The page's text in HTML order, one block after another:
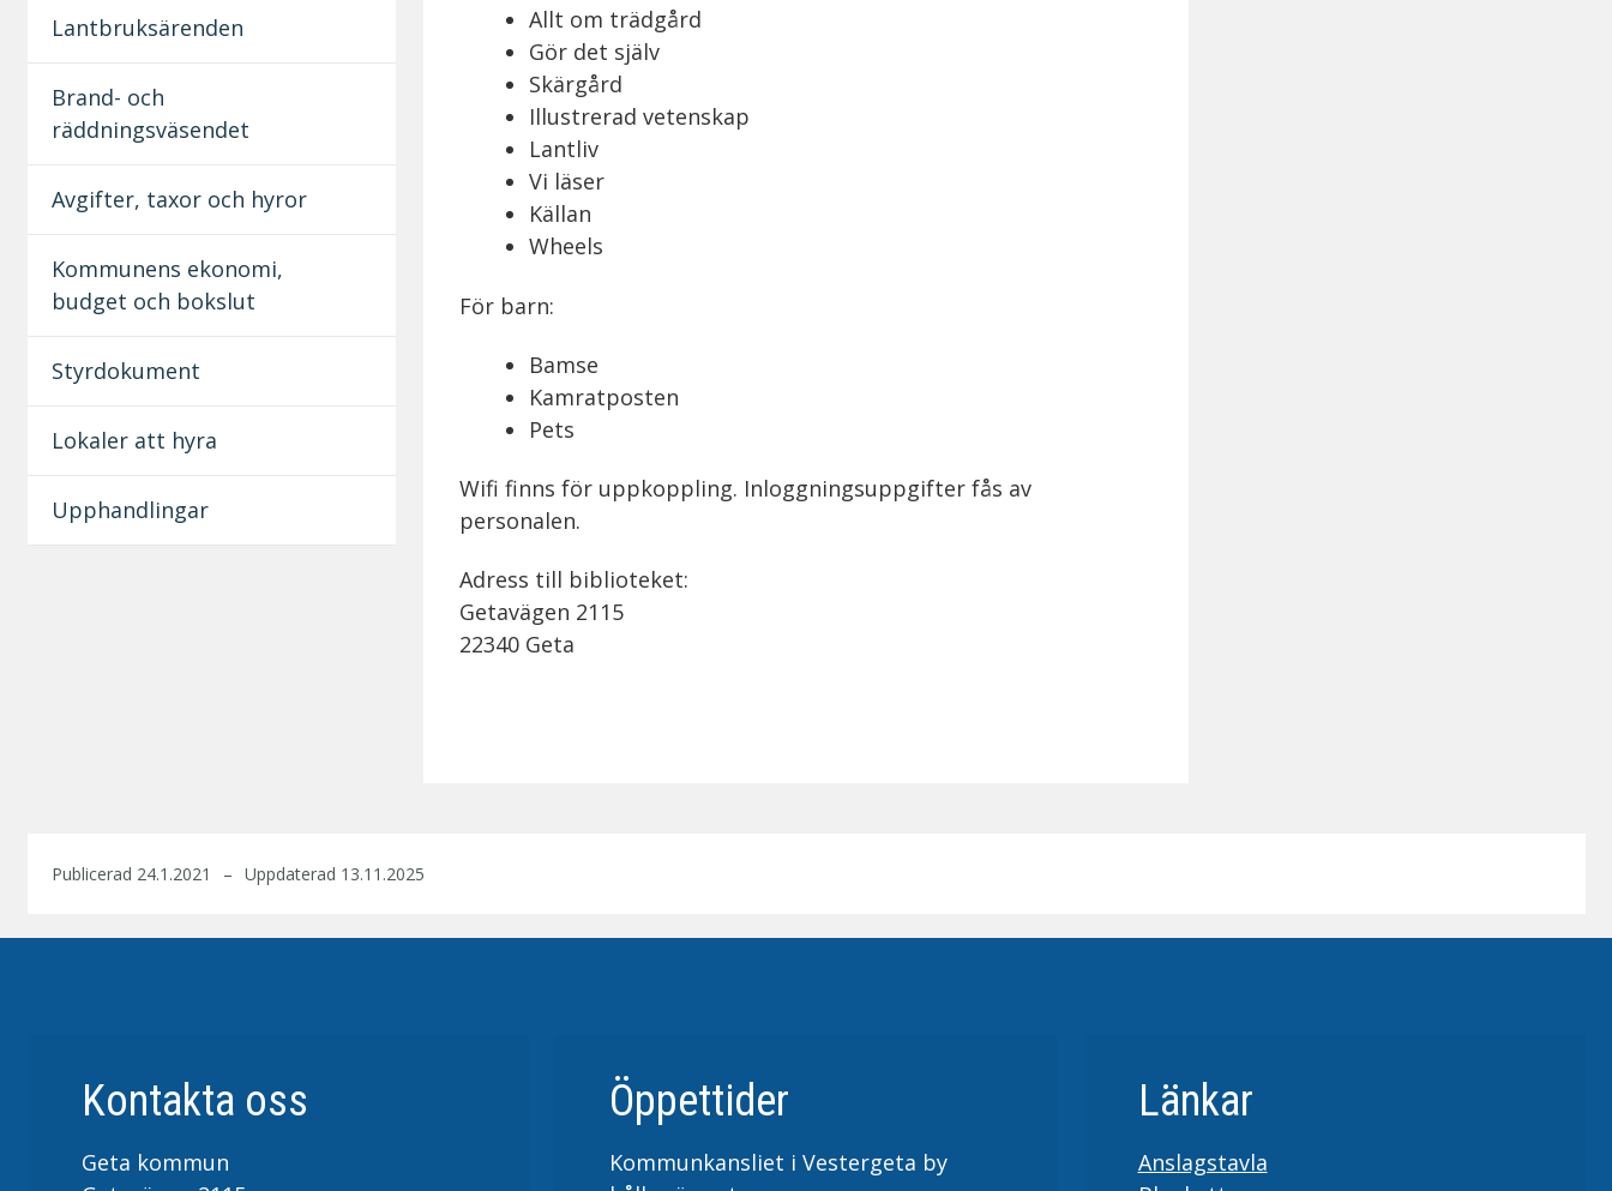
Allt om trädgård
Gör det själv
Skärgård
Illustrerad vetenskap
Lantliv
Vi läser
Källan
Wheels
För barn:
Bamse
Kamratposten
Pets
Wifi finns för uppkoppling. Inloggningsuppgifter fås av
personalen.
Adress till biblioteket:
Getavägen 2115
22340 Geta
Lantbruksärenden
Brand- och
räddningsväsendet
Avgifter, taxor och hyror
Kommunens ekonomi,
budget och bokslut
Styrdokument
Lokaler att hyra
Upphandlingar
Publicerad 24.1.2021 Uppdaterad 13.11.2025
Kontakta oss
Geta kommun
Öppettider
Kommunkansliet i Vestergeta by
Länkar
Anslagstavla